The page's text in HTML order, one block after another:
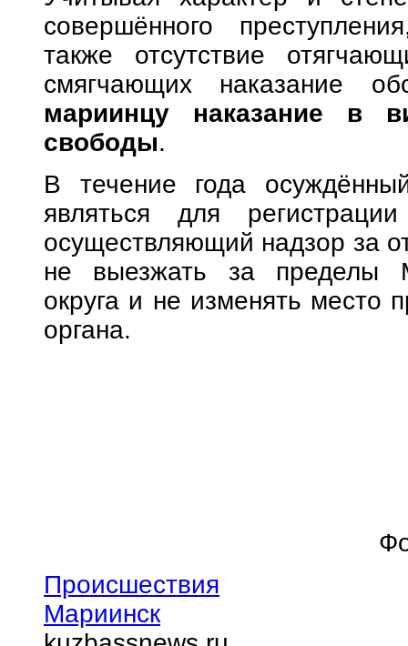
совершённого
также отсутствие
смягчающих наказание
мариинцу наказание в
свободы.
В течение года
являться для
осуществляющий надзор за
не выезжать за пределы
округа и не изменять место
органа.
Происшествия
Мариинск